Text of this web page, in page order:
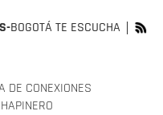
BOGOTÁ TE ESCUCHA
DE CONEXIONES